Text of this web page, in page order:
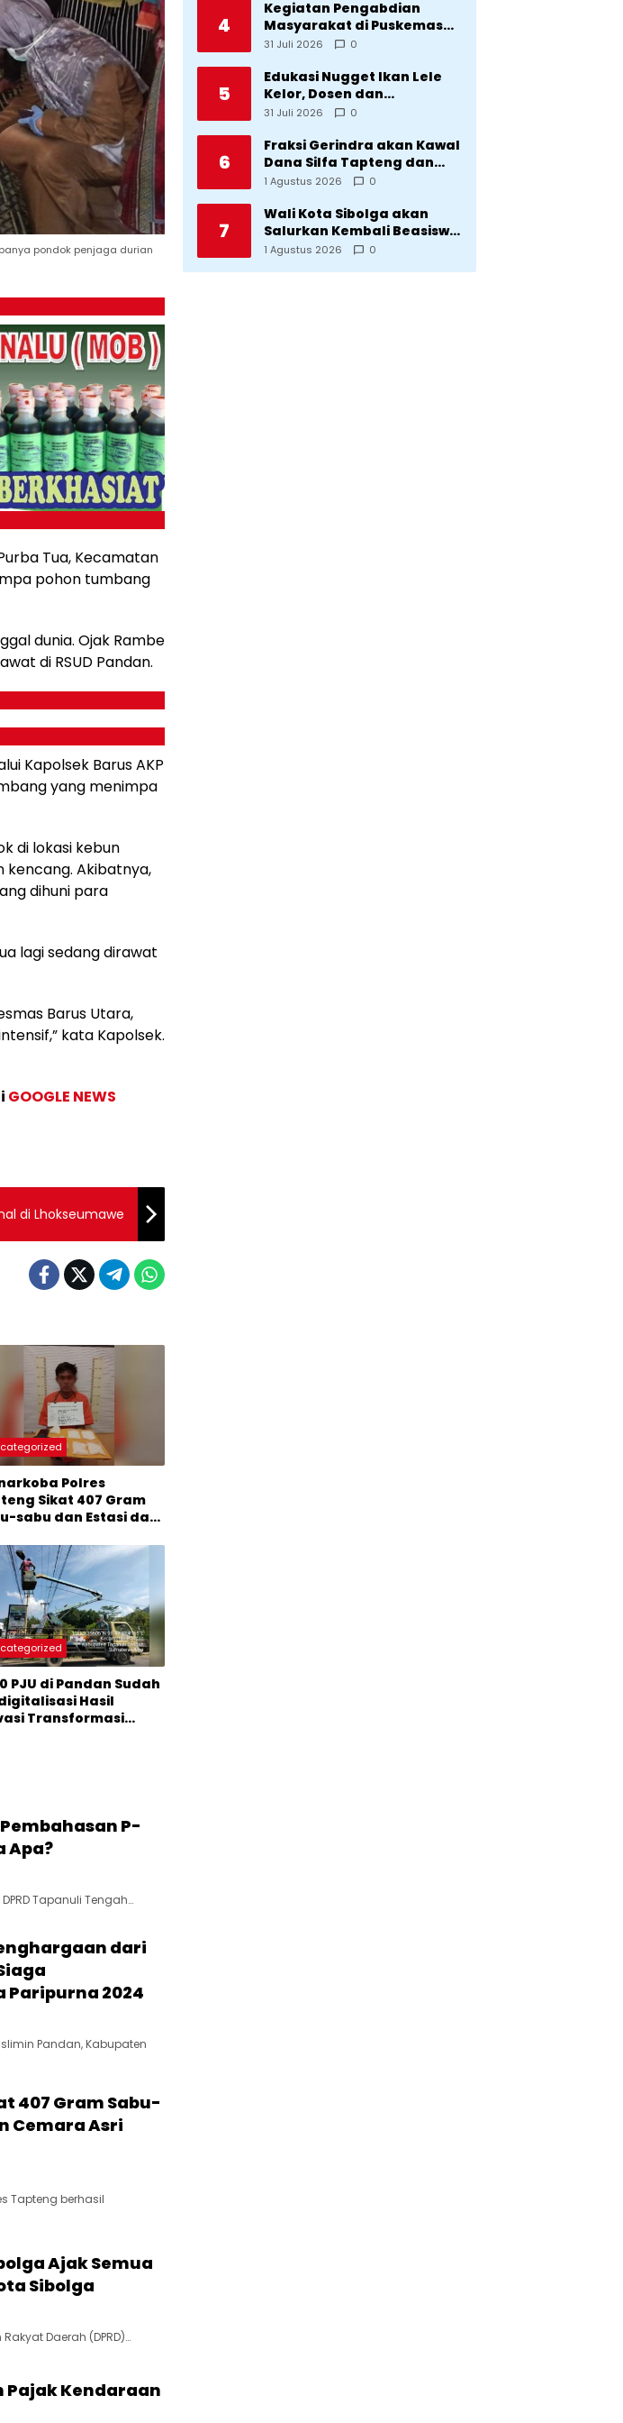
pondok penjaga durian
Tua, Kecamatan
pohon tumbang
dunia. Ojak Rambe
di RSUD Pandan.
Kapolsek Barus AKP
yang menimpa
di lokasi kebun
kencang. Akibatnya,
dihuni para
lagi sedang dirawat
Barus Utara,
kata Kapolsek.
GOOGLE NEWS
di Lhokseumawe
Polres
Sikat 407 Gram
sabu dan Estasi dari
PJU di Pandan Sudah
Hasil
Transformasi
P-
Apa?
Tapanuli Tengah…
dari
2024
Pandan, Kabupaten
407 Gram Sabu-
Cemara Asri
Tapteng berhasil
Ajak Semua
Sibolga
Daerah (DPRD)…
Pajak Kendaraan
4
Kegiatan Pengabdian
Masyarakat di Puskemas
Sitadatada
31 Juli 2026 0
5
Edukasi Nugget Ikan Lele
Kelor, Dosen dan
Mahasiswa Dorong
Desa Silangkitang
Kecamatan Pahae Jae
31 Juli 2026 0
6
Fraksi Gerindra akan Kawal
Dana Silfa Tapteng dan
TKD Rp298 Miliar: Jangan
dan Provinsi Diklaim
Kerjaan Tapteng
1 Agustus 2026 0
7
Wali Kota Sibolga akan
Salurkan Kembali Beasiswa
Rp1 Miliar: Diproritaskan
1 Agustus 2026 0